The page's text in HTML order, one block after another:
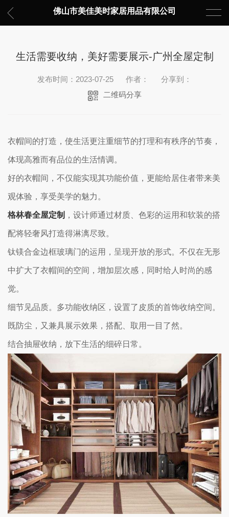
佛山市美佳美时家居用品有限公司
生活需要收纳，美好需要展示-广州全屋定制
发布时间：2023-07-25 作者：
分享到：
二维码分享
衣帽间的打造，使生活更注重细节的打理和有秩序的节奏，
体现高雅而有品位的生活情调。
好的衣帽间，不仅能实现其功能价值，更能给居住者带来美
观体验，享受美学的魅力。
格林春全屋定制 ，设计师通过材质、色彩的运用和软装的搭
配将轻奢风打造得淋漓尽致。
钛镁合金边框玻璃门的运用，呈现开放的形式。不仅在无形
中扩大了衣帽间的空间，增加层次感，同时给人时尚的感
觉。
细节见品质。多功能收纳区，设置了皮质的首饰收纳空间。
既防尘，又兼具展示效果，搭配、取用一目了然。
结合抽屉收纳，放下生活的细碎日常。